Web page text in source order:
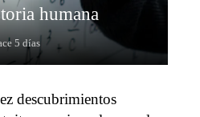
humana
5 días
descubrimientos